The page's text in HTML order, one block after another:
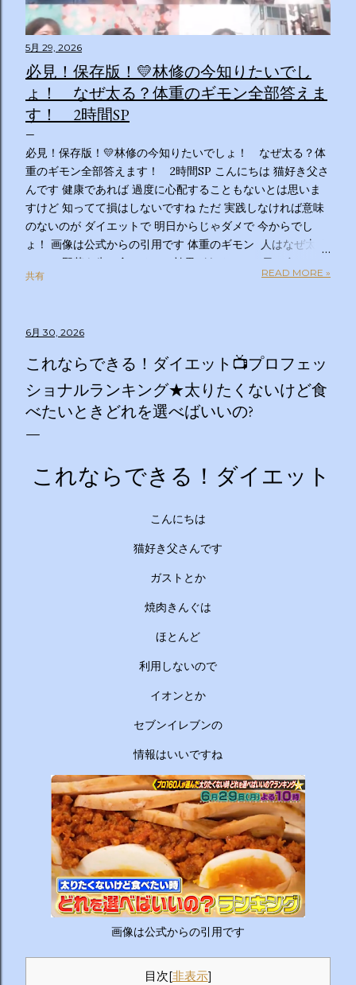
5月 29, 2026
必見！保存版！💛林修の今知りたいでし
ょ！ なぜ太る？体重のギモン全部答えま
す！ 2時間SP
必見！保存版！💛林修の今知りたいでしょ！ なぜ太る？体
重のギモン全部答えます！ 2時間SP こんにちは 猫好き父さ
んです 健康であれば 過度に心配することもないとは思いま
すけど 知ってて損はしないですね ただ 実践しなければ意味
のないのが ダイエットで 明日からじゃダメで 今からでし
ょ！ 画像は公式からの引用です 体重のギモン 人はなぜ太る
のか？ 野菜を先に食べるのは効果があるの？１日２食と３
食、どっちが太らない？「太りやすい人」と「太りにくい
腹、どうすれば凹む？「フェイスライン」はすっきりさせら
れる？ラクして太りにくい体になる方法は？私の理想体重っ
て何キロ？体重のギモン全部答えます！２時間ＳＰ ◇出演
者 【ＭＣ】林修 【副担任】斎藤ちはる（テレビ朝日アナ
ウンサー）【学級委員長】バカリズム 【学友】伊沢拓司
藤俊徳 加藤プラチナクリニック院長 脳の学校 代
表 森谷敏夫 京都大学名誉教授 郷間光正
０：２８は「私の幸福時間」を放送いたします ☆番組ＨＰ
ビ朝日が選んだ『青少年に見てもらいたい番組』です。 体重
に関する10の疑問について、身体の仕組みや心理的なアプロ
か？ 根本的な理由は非常にシンプルで、「摂取カロリー（食
べる量）が消費カロリー（動く量）を上回っているから」で
す。 消費しきれずに余ったエネルギーは、万が一の飢餓に備
えるための「脂肪」として身体に蓄えられます。現代はいつ
にエネルギー過多になってしまいます。 🥗 2. 野菜を先に食
べるのは効果があるの？ 非常に効果があります。 （ベジタ
後から入ってくる糖質...
共有 READ MORE »
6月 30, 2026
これならできる！ダイエット📺プロフェッ
ショナルランキング★太りたくないけど食
べたいときどれを選べばいいの?
これならできる！ダイエット
こんにちは
猫好き父さんです
ガストとか
焼肉きんぐは
ほとんど
利用しないので
イオンとか
セブンイレブンの
情報はいいですね
画像は公式からの引用です
目次[非表示]